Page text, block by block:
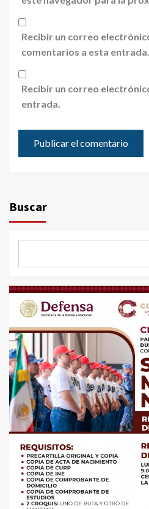
Recibir un correo
comentarios a esta entrada.
Recibir un correo
entrada.
Buscar